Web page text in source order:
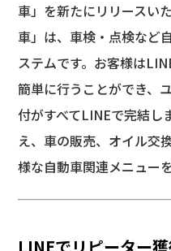
車」を新たにリリースい
車」は、車検・点検など
ステムです。お客様は
簡単に行うことができ、
付がすべてLINEで完結し
え、車の販売、オイル交
様な自動車関連メニュー